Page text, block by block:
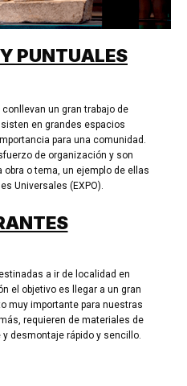
PUNTUALES
un gran trabajo de
en grandes espacios
para una comunidad.
de organización y son
o tema, un ejemplo de ellas
Universales (EXPO).
a ir de localidad en
el objetivo es llegar a un gran
muy importante para nuestras
requieren de materiales de
desmontaje rápido y sencillo.